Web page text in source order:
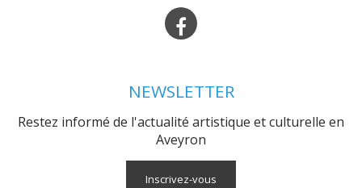
NEWSLETTER
Restez informé de l'actualité artistique et culturelle en
Aveyron
Inscrivez-vous